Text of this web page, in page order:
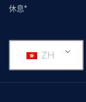
休息*
ZH